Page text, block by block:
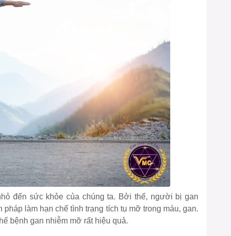
đến sức khỏe của chúng ta. Bởi thế, người bị gan
làm hạn chế tình trạng tích tụ mỡ trong máu, gan.
bệnh gan nhiễm mỡ rất hiệu quả.